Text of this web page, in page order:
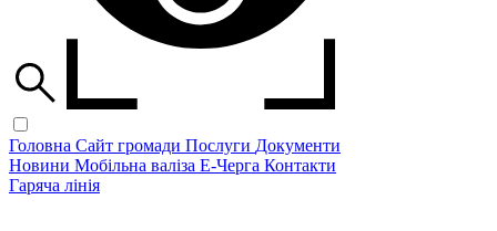
Головна Сайт громади Послуги Документи
Новини Мобільна валіза Е-Черга Контакти
Гаряча лінія